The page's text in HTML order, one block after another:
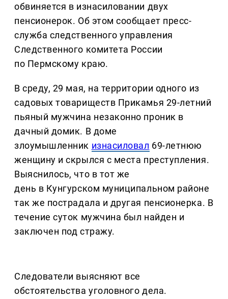
обвиняется в изнасиловании двух
пенсионерок. Об этом сообщает пресс-
служба следственного управления
Следственного комитета России
по Пермскому краю.
В среду, 29 мая, на территории одного из
садовых товариществ Прикамья 29-летний
пьяный мужчина незаконно проник в
дачный домик. В доме
злоумышленник изнасиловал 69-летнюю
женщину и скрылся с места преступления.
Выяснилось, что в тот же
день в Кунгурском муниципальном районе
так же пострадала и другая пенсионерка. В
течение суток мужчина был найден и
заключен под стражу.
Следователи выясняют все
обстоятельства уголовного дела.